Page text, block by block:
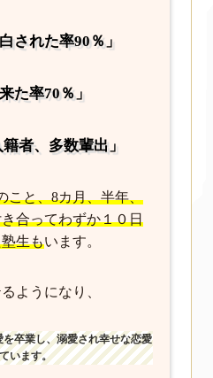
された率90％」
た率70％」
籍者、多数輩出」
こと、8カ月、半年、
合ってわずか１０日
生もいます。
ようになり、
卒業し、溺愛され幸せな恋愛
います。